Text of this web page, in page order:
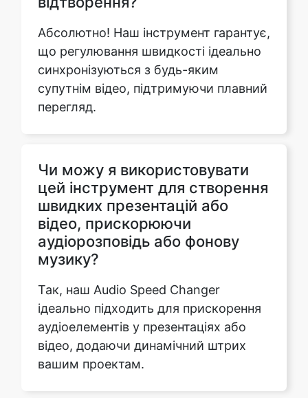
синхронізуються з будь-яким
супутнім відео, підтримуючи плавний
перегляд.
Чи можу я використовувати
відео, прискорюючи
аудіорозповідь або фонову
музику?
Так, наш Audio Speed Changer
ідеально підходить для прискорення
аудіоелементів у презентаціях або
відео, додаючи динамічний штрих
вашим проектам.
Чи пропонує інструмент